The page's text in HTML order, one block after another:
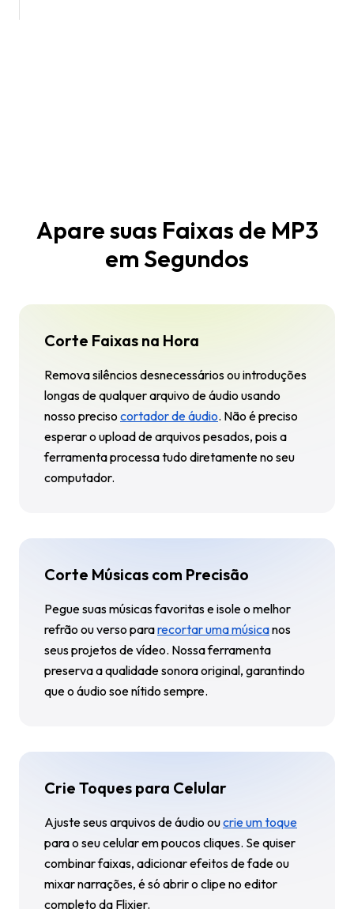
Apare suas Faixas de MP3
em Segundos
Corte Faixas na Hora
Remova silêncios desnecessários ou introduções
longas de qualquer arquivo de áudio usando
nosso preciso cortador de áudio. Não é preciso
esperar o upload de arquivos pesados, pois a
ferramenta processa tudo diretamente no seu
computador.
Corte Músicas com Precisão
Pegue suas músicas favoritas e isole o melhor
refrão ou verso pararecortar uma músicanos
seus projetos de vídeo. Nossa ferramenta
preserva a qualidade sonora original, garantindo
que o áudio soe nítido sempre.
Crie Toques para Celular
Ajuste seus arquivos de áudio oucrie um toque
para o seu celular em poucos cliques. Se quiser
combinar faixas, adicionar efeitos de fade ou
mixar narrações, é só abrir o clipe no editor
completo da Flixier.